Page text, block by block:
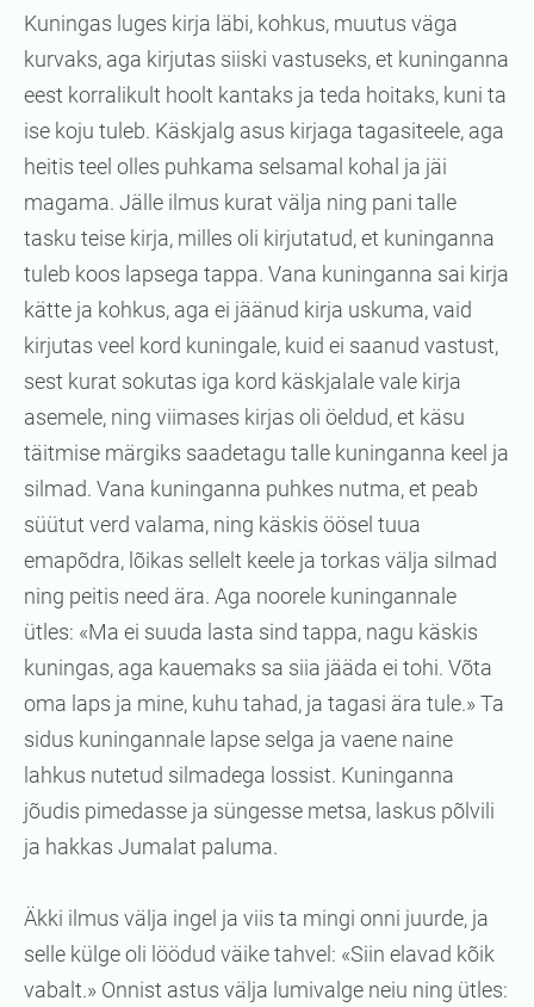
Kuningas luges kirja läbi, kohkus, muutus väga
kurvaks, aga kirjutas siiski vastuseks, et kuninganna
eest korralikult hoolt kantaks ja teda hoitaks, kuni ta
ise koju tuleb. Käskjalg asus kirjaga tagasiteele, aga
heitis teel olles puhkama selsamal kohal ja jäi
magama. Jälle ilmus kurat välja ning pani talle
tasku teise kirja, milles oli kirjutatud, et kuninganna
tuleb koos lapsega tappa. Vana kuninganna sai kirja
kätte ja kohkus, aga ei jäänud kirja uskuma, vaid
kirjutas veel kord kuningale, kuid ei saanud vastust,
sest kurat sokutas iga kord käskjalale vale kirja
asemele, ning viimases kirjas oli öeldud, et käsu
täitmise märgiks saadetagu talle kuninganna keel ja
silmad. Vana kuninganna puhkes nutma, et peab
süütut verd valama, ning käskis öösel tuua
emapõdra, lõikas sellelt keele ja torkas välja silmad
ning peitis need ära. Aga noorele kuningannale
ütles: «Ma ei suuda lasta sind tappa, nagu käskis
kuningas, aga kauemaks sa siia jääda ei tohi. Võta
oma laps ja mine, kuhu tahad, ja tagasi ära tule.» Ta
sidus kuningannale lapse selga ja vaene naine
lahkus nutetud silmadega lossist. Kuninganna
jõudis pimedasse ja süngesse metsa, laskus põlvili
ja hakkas Jumalat paluma.
Äkki ilmus välja ingel ja viis ta mingi onni juurde, ja
selle külge oli löödud väike tahvel: «Siin elavad kõik
vabalt.» Onnist astus välja lumivalge neiu ning ütles: